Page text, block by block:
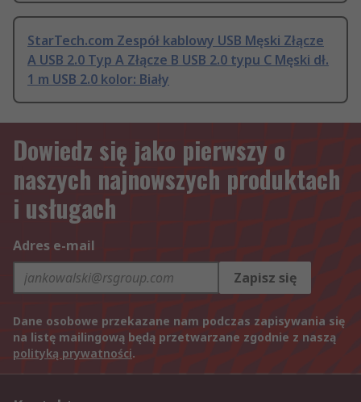
StarTech.com Zespół kablowy USB Męski Złącze
A USB 2.0 Typ A Złącze B USB 2.0 typu C Męski dł.
1 m USB 2.0 kolor: Biały
Dowiedz się jako pierwszy o
naszych najnowszych produktach
i usługach
Adres e-mail
Zapisz się
Dane osobowe przekazane nam podczas zapisywania się
na listę mailingową będą przetwarzane zgodnie z naszą
polityką prywatności.